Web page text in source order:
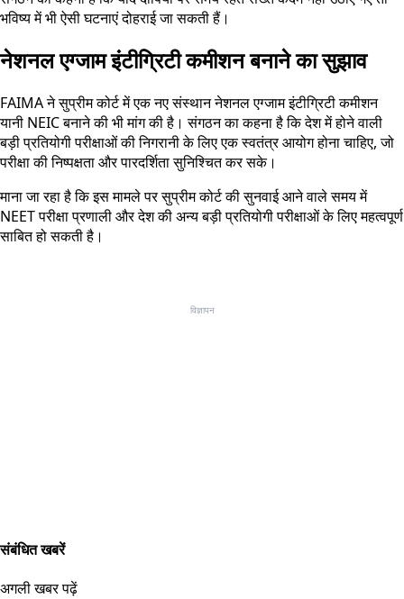
भविष्य में भी ऐसी घटनाएं दोहराई जा सकती हैं।
नेशनल एग्जाम इंटीग्रिटी कमीशन बनाने का सुझाव
FAIMA ने सुप्रीम कोर्ट में एक नए संस्थान नेशनल एग्जाम इंटीग्रिटी कमीशन
यानी NEIC बनाने की भी मांग की है। संगठन का कहना है कि देश में होने वाली
बड़ी प्रतियोगी परीक्षाओं की निगरानी के लिए एक स्वतंत्र आयोग होना चाहिए, जो
परीक्षा की निष्पक्षता और पारदर्शिता सुनिश्चित कर सके।
माना जा रहा है कि इस मामले पर सुप्रीम कोर्ट की सुनवाई आने वाले समय में
NEET परीक्षा प्रणाली और देश की अन्य बड़ी प्रतियोगी परीक्षाओं के लिए महत्वपूर्ण
साबित हो सकती है।
विज्ञापन
संबंधित खबरें
अगली खबर पढ़ें